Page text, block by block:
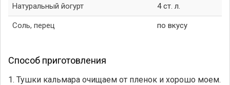
Натуральный йогурт 4 ст. л.
Соль, перец по вкусу
Способ приготовления
1. Тушки кальмара очищаем от пленок и хорошо моем.